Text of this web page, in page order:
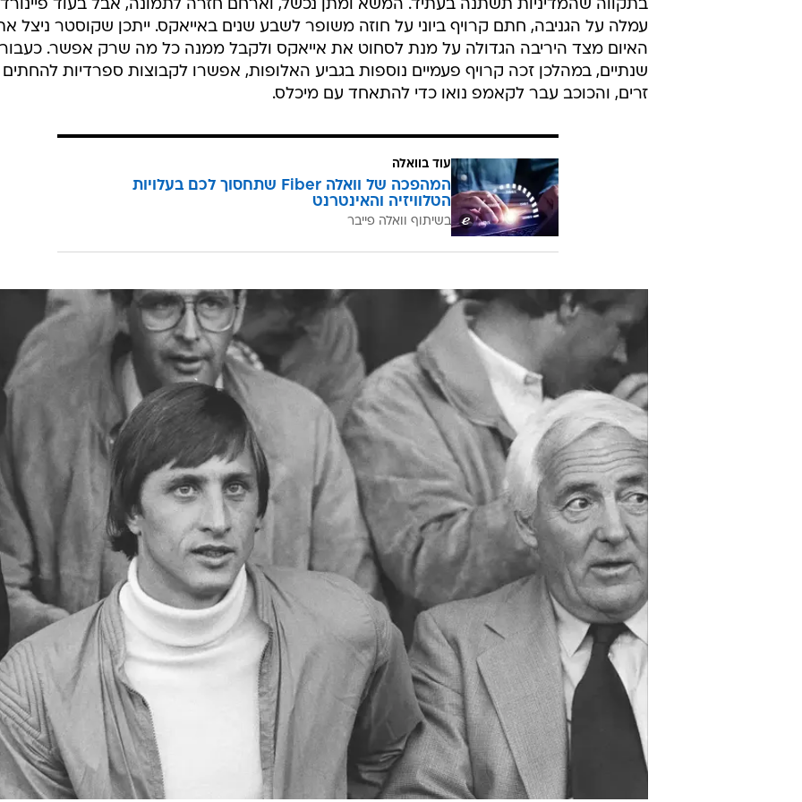
בתקווה שהמדיניות תשתנה בעתיד. המשא ומתן נכשל, וארחם חזרה לתמונה, אבל בעוד פיינורד
עמלה על הגניבה, חתם קרויף ביוני על חוזה משופר לשבע שנים באייאקס. ייתכן שקוסטר ניצל
האיום מצד היריבה הגדולה על מנת לסחוט את אייאקס ולקבל ממנה כל מה שרק אפשר. כעבור
שנתיים, במהלכן זכה קרויף פעמיים נוספות בגביע האלופות, אפשרו לקבוצות ספרדיות להחתים
זרים, והכוכב עבר לקאמפ נואו כדי להתאחד עם מיכלס.
עוד בוואלה
המהפכה של וואלה Fiber שתחסוך לכם בעלויות
הטלוויזיה והאינטרנט
בשיתוף וואלה פייבר